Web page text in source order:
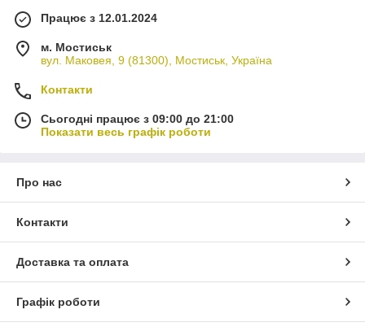
Працює з 12.01.2024
м. Мостиськ
вул. Маковея, 9 (81300), Мостиськ, Україна
Контакти
Сьогодні працює з 09:00 до 21:00
Показати весь графік роботи
Про нас
Контакти
Доставка та оплата
Графік роботи